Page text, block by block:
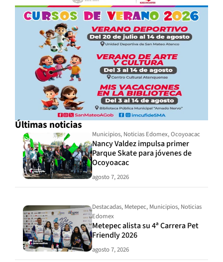
Últimas noticias
Municipios, Noticias Edomex,Ocoyoacac
Nancy Valdez impulsa primer
Parque Skate para jóvenes de
Ocoyoacac
agosto 7, 2026
Destacadas, Metepec, Municipios, Noticias
Edomex
Metepec alista su 4ª Carrera Pet
Friendly 2026
agosto 7, 2026